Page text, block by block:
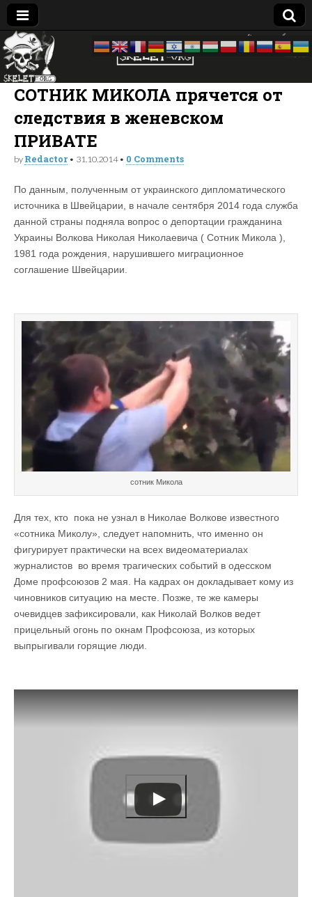
Skelet
Org
досье —
биография
—
компромат:
Украина
СОТНИК МИКОЛА прячется от
следствия в женевском
ПРИВАТЕ
by Redactor• 31.10.2014• 0 Comments
По данным, полученным от украинского дипломатического
источника в Швейцарии, в начале сентября 2014 года служба
данной страны подняла вопрос о депортации гражданина
Украины Волкова Николая Николаевича ( Сотник Микола ),
1981 года рождения, нарушившего миграционное
соглашение Швейцарии.
сотник Микола
Для тех, кто пока не узнал в Николае Волкове известного
«сотника Миколу», следует напомнить, что именно он
фигурирует практически на всех видеоматериалах
журналистов во время трагических событий в одесском
Доме профсоюзов 2 мая. На кадрах он докладывает кому из
чиновников ситуацию на месте. Позже, те же камеры
очевидцев зафиксировали, как Николай Волков ведет
прицельный огонь по окнам Профсоюза, из которых
выпрыгивали горящие люди.